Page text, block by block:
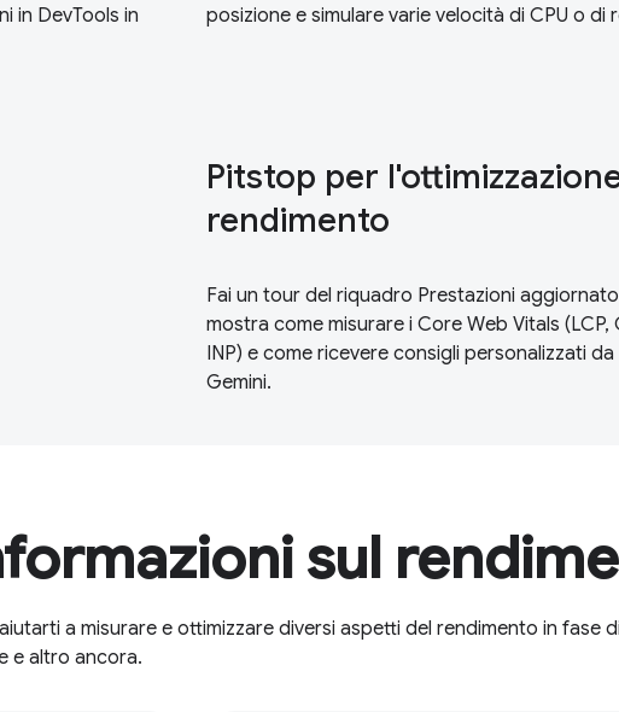
in DevTools in
posizione e simulare varie velocità di CPU o di
Pitstop per
rendimento
Fai un tour del riquadro Prestazioni
mostra come misurare i Core Web Vitals (LCP,
INP) e come ricevere consigli personalizzati da
Gemini.
sul
a misurare e ottimizzare diversi aspetti del rendimento in fase
e altro ancora.